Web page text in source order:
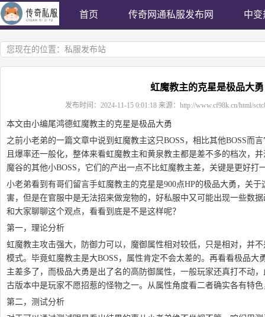
首页 传奇网通私服发布网 中变
您现在的位置： 私服发布站
虹魔教主的克星是极品大勇
发布时间： 2024-11-15 0:01:18 来源： http://www.cf98k.cn/html/
本文由小编尾鸿德虹魔教主的克星是极品大勇
之前小老弟的一篇文章中说到虹魔教主这只BOSS，相比其他BOSS而
且爆率还一般化，整体来看虹魔教主和黄泉教主都是差不多的档次，
魔谷的其他小BOSS，它们的产出一点不比虹魔教主差，关键是更好打
小老弟看到有哥们留言手虹魔教主的克星是900点HP的极品大勇，关
害，但是在官服中是无法招来做宠物的，好私服中又可能出现一些数
和大家聊聊这个观点，看看到底是不是这样呢？
第一，理论分析
虹魔教主攻击强大，防御力可以，魔御属性相对较低，只是相对，并
模式。毕竟虹魔教主是大BOSS，属性肯定不会太差的。再看看极品大
主差多了，而极品大勇是出了名的高防御属性，一般玩家还真打不动
古版本中是玩家不愿招惹的怪物之一。从属性角度看二者确实各有特
第二，测试分析